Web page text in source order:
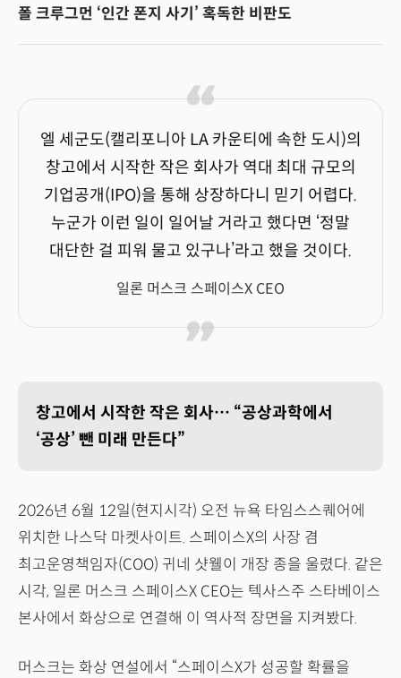
폴 크루그먼 ‘인간 폰지 사기’ 혹독한 비판도
엘 세군도(캘리포니아 LA 카운티에 속한 도시)의
창고에서 시작한 작은 회사가 역대 최대 규모의
기업공개(IPO)을 통해 상장하다니 믿기 어렵다.
누군가 이런 일이 일어날 거라고 했다면 ‘정말
대단한 걸 피워 물고 있구나’라고 했을 것이다.
일론 머스크 스페이스X CEO
창고에서 시작한 작은 회사… “공상과학에서
‘공상’ 뺀 미래 만든다”
2026년 6월 12일(현지시각) 오전 뉴욕 타임스스퀘어에
위치한 나스닥 마켓사이트. 스페이스X의 사장 겸
최고운영책임자(COO) 귀네 샷웰이 개장 종을 울렸다. 같은
시각, 일론 머스크 스페이스X CEO는 텍사스주 스타베이스
본사에서 화상으로 연결해 이 역사적 장면을 지켜봤다.
머스크는 화상 연설에서 “스페이스X가 성공할 확률을